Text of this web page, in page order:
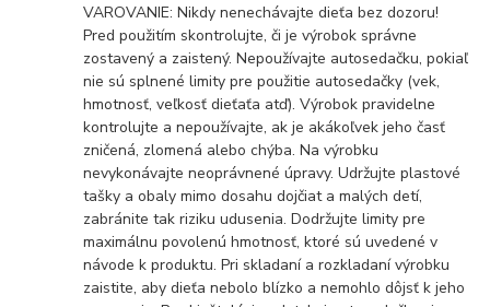
VAROVANIE: Nikdy nenechávajte dieťa bez dozoru!
Pred použitím skontrolujte, či je výrobok správne
zostavený a zaistený. Nepoužívajte autosedačku, pokiaľ
nie sú splnené limity pre použitie autosedačky (vek,
hmotnosť, veľkosť dieťaťa atď). Výrobok pravidelne
kontrolujte a nepoužívajte, ak je akákoľvek jeho časť
zničená, zlomená alebo chýba. Na výrobku
nevykonávajte neoprávnené úpravy. Udržujte plastové
tašky a obaly mimo dosahu dojčiat a malých detí,
zabránite tak riziku udusenia. Dodržujte limity pre
maximálnu povolenú hmotnosť, ktoré sú uvedené v
návode k produktu. Pri skladaní a rozkladaní výrobku
zaistite, aby dieťa nebolo blízko a nemohlo dôjsť k jeho